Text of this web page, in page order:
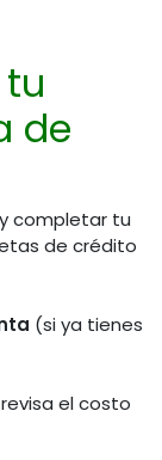
de
completar tu
de crédito
(si ya tienes
el costo